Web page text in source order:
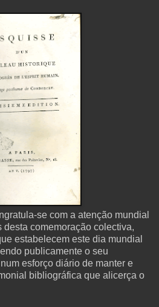
se com a atenção mundial
desta comemoração colectiva,
estabelecem este dia mundial
publicamente o seu
esforço diário de manter e
bibliográfica que alicerça o